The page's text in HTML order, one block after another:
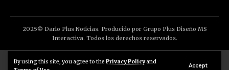
By using this site, you agree to the Privacy Policyand
Accept
2025© Dario Plus Noticias. Producido por Grupo Plus Diseño MS
Interactiva. Todos los derechos reservados.
Aviso Legal
Política de Privacidad